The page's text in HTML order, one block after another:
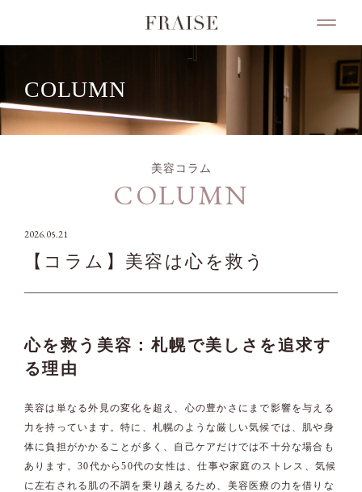
COLUMN
美容コラム
COLUMN
2026.05.21
【コラム】美容は心を救う
心を救う美容：札幌で美しさを追求す
る理由
美容は単なる外見の変化を超え、心の豊かさにまで影響を与える
力を持っています。特に、札幌のような厳しい気候では、肌や身
体に負担がかかることが多く、自己ケアだけでは不十分な場合も
あります。30代から50代の女性は、仕事や家庭のストレス、気候
に左右される肌の不調を乗り越えるため、美容医療の力を借りな